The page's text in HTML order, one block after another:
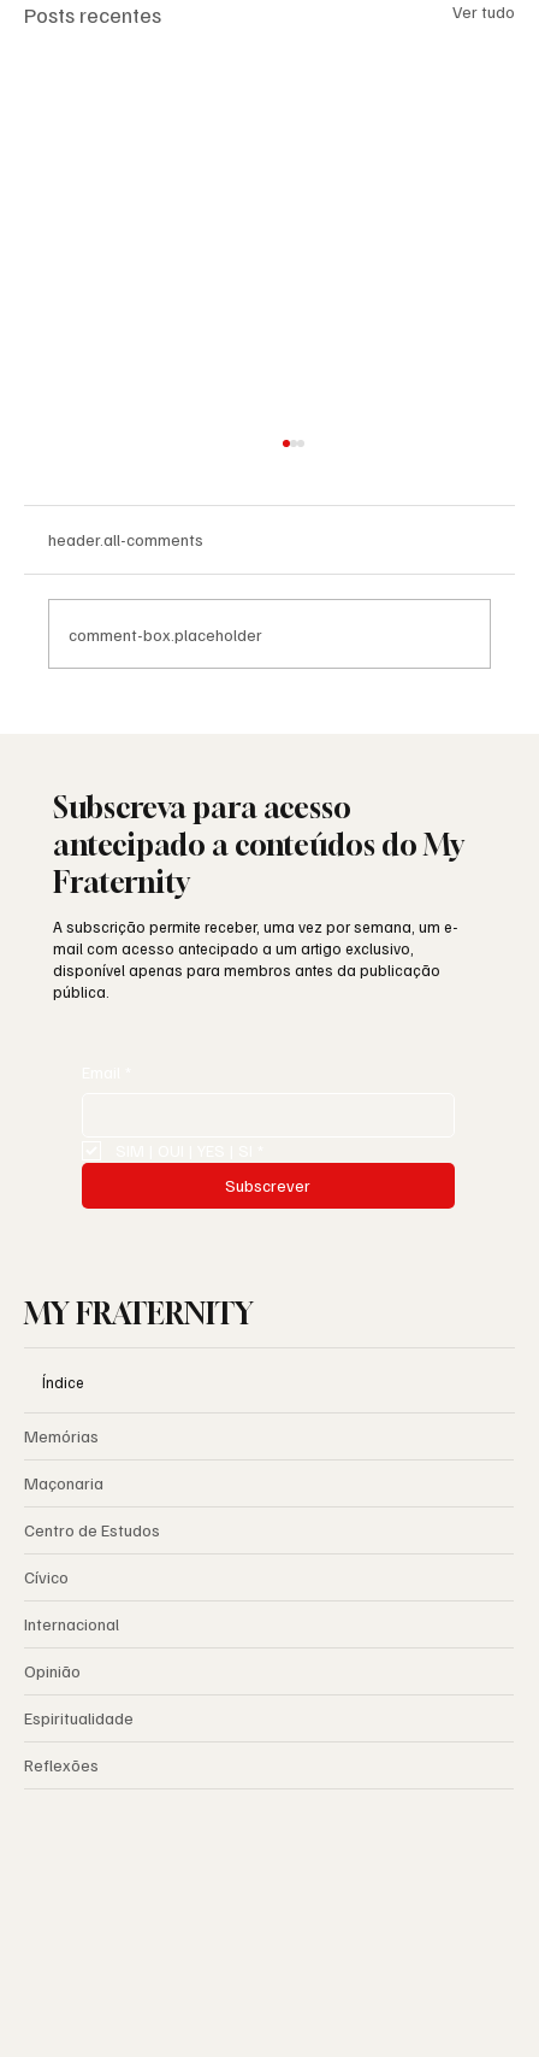
Posts recentes Ver tudo
header.all-comments
comment-box.placeholder
Subscreva para acesso
antecipado a conteúdos do My
Fraternity
A subscrição permite receber, uma vez por semana, um e-
mail com acesso antecipado a um artigo exclusivo,
disponível apenas para membros antes da publicação
pública.
Subscrever
MY FRATERNITY
Índice
Memórias
Maçonaria
Centro de Estudos
Cívico
Internacional
Opinião
Espiritualidade
Reflexões